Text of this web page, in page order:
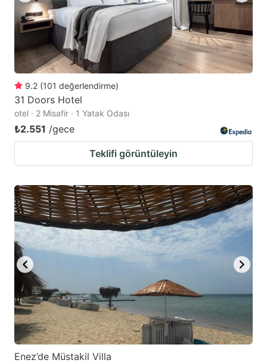
9.2 (101 değerlendirme)
31 Doors Hotel
otel · 2 Misafir · 1 Yatak Odası
₺2.551 /gece
Teklifi görüntüleyin
Enez’de Müstakil Villa